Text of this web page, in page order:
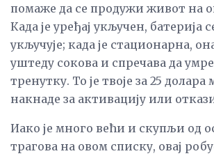
помаже да се продужи живот на
Када је уређај укључен, батерија
укључује; када је стационарна,
уштеду сокова и спречава да
тренутку. То је твоје за 25 долара
накнаде за активацију или
Иако је много већи и скупљи од
трагова на овом списку, овај